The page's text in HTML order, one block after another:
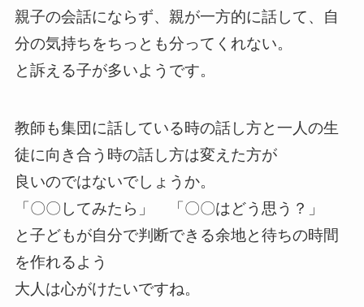
親子の会話にならず、親が一方的に話して、自
分の気持ちをちっとも分ってくれない。
と訴える子が多いようです。
教師も集団に話している時の話し方と一人の生
徒に向き合う時の話し方は変えた方が
良いのではないでしょうか。
「〇〇してみたら」 「〇〇はどう思う？」
と子どもが自分で判断できる余地と待ちの時間
を作れるよう
大人は心がけたいですね。